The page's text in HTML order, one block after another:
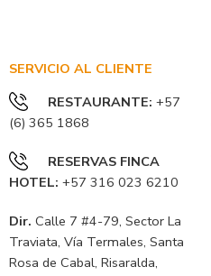
SERVICIO AL CLIENTE
RESTAURANTE: +57
(6) 365 1868
RESERVAS FINCA
HOTEL: +57 316 023 6210
Dir. Calle 7 #4-79, Sector La
Traviata, Vía Termales, Santa
Rosa de Cabal, Risaralda,